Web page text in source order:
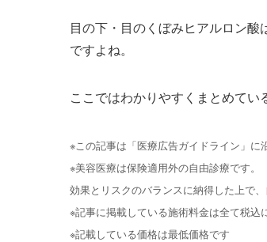
目の下・目のくぼみヒアルロン
ですよね。
ここではわかりやすくまとめてい
※この記事は「医療広告ガイドライン」に
※美容医療は保険適用外の自由診療です。
効果とリスクのバランスに納得した上で
※記事に掲載している施術料金は全て税込
※記載している価格は最低価格です